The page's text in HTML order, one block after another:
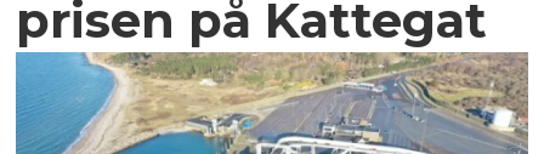
prisen på Kattegat